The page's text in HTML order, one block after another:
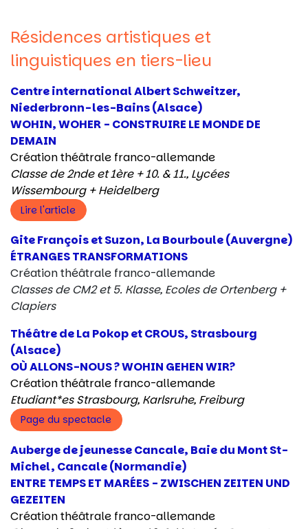
Résidences artistiques et
linguistiques en tiers-lieu
Centre international Albert Schweitzer,
Niederbronn-les-Bains (Alsace)
WOHIN, WOHER - CONSTRUIRE LE MONDE DE
DEMAIN
Création théâtrale franco-allemande
Classe de 2nde et 1ère + 10. & 11., Lycées
Wissembourg + Heidelberg
Lire l'article
Gite François et Suzon, La Bourboule (Auvergne)
ÉTRANGES TRANSFORMATIONS
Création théâtrale franco-allemande
Classes de CM2 et 5. Klasse, Ecoles de Ortenberg +
Clapiers
Théâtre de La Pokop et CROUS, Strasbourg
(Alsace)
OÙ ALLONS-NOUS ? WOHIN GEHEN WIR?
Création théâtrale franco-allemande
Etudiant*es Strasbourg, Karlsruhe, Freiburg
Page du spectacle
Auberge de jeunesse Cancale, Baie du Mont St-
Michel, Cancale (Normandie)
ENTRE TEMPS ET MARÉES - ZWISCHEN ZEITEN UND
GEZEITEN
Création théâtrale franco-allemande